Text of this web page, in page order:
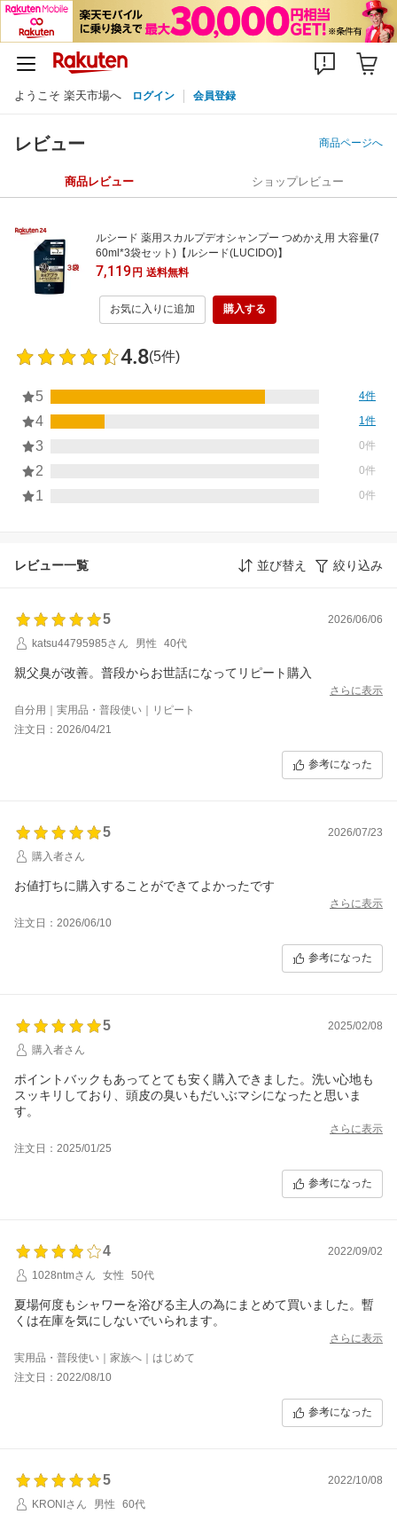
ようこそ 楽天市場へ ログイン 会員登録
レビュー 商品ページへ
商品レビュー ショップレビュー
ルシード 薬用スカルプデオシャンプー つめかえ用 大容量(7
60ml*3袋セット)【ルシード(LUCIDO)】
7,119円 送料無料
お気に入りに追加 購入する
4.8(5件)
5 4件
4 1件
3 0件
2 0件
1 0件
レビュー一覧 並び替え 絞り込み
5
2026/06/06
katsu44795985さん
男性 40代
親父臭が改善。普段からお世話になってリピート購入
さらに表示
自分用｜実用品・普段使い｜リピート
注文日：2026/04/21
参考になった
5
2026/07/23
購入者さん
お値打ちに購入することができてよかったです
さらに表示
注文日：2026/06/10
参考になった
5
2025/02/08
購入者さん
ポイントバックもあってとても安く購入できました。洗い心地も
スッキリしており、頭皮の臭いもだいぶマシになったと思いま
す。
さらに表示
注文日：2025/01/25
参考になった
4
2022/09/02
1028ntmさん
女性 50代
夏場何度もシャワーを浴びる主人の為にまとめて買いました。暫
くは在庫を気にしないでいられます。
さらに表示
実用品・普段使い｜家族へ｜はじめて
注文日：2022/08/10
参考になった
5
2022/10/08
KRONIさん
男性 60代